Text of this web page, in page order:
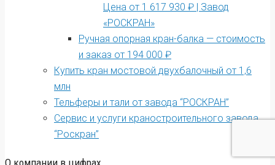
Цена от 1 617 930 ₽ | Завод
«РОСКРАН»
Ручная опорная кран-балка — стоимость
и заказ от 194 000 ₽
Купить кран мостовой двухбалочный от 1,6
млн
Тельферы и тали от завода “РОСКРАН”
Сервис и услуги краностроительного завода
“Роскран”